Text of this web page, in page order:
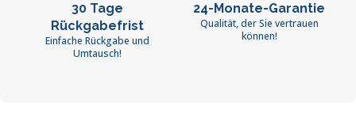
30 Tage
Rückgabefrist
Einfache Rückgabe und
Umtausch!
24-Monate-Garantie
Qualität, der Sie vertrauen
können!